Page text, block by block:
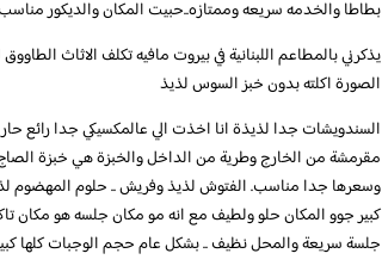
بطاطا والخدمه سريعه وممتازه..حبيت المكان والديكور
يذكرني بالمطاعم اللبنانية في بيروت مافيه تكلف الاثاث
الصورة اكلته بدون خبز السوس لذيذ
السندويشات جدا لذيذة انا اخذت الي عالمكسيكي جدا رائع
مقرمشة من الخارج وطرية من الداخل والخبزة هي خبزة
وسعرها جدا مناسب. الفتوش لذيذ وفريش .. حلوم المهضوم
كبير جوو المكان حلو ولطيف مع انه مو مكان جلسه هو
جلسة سريعة والمحل نظيف .. بشكل عام حجم الوجبات كلها